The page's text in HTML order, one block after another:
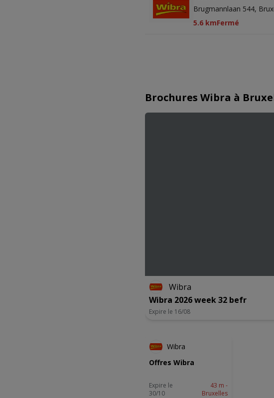
Brugmannlaan 544,
5.6 kmFermé
Brochures Wibra à
Wibra
Wibra 2026 week 32 befr
Expire le 16/08
Wibra
Offres Wibra
Expire le
30/10
43 m -
Bruxelles